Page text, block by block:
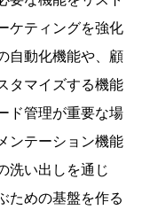
ケティングを強化
自動化機能や、顧
タマイズする機能
ド管理が重要な場
ンテーション機能
洗い出しを通じ
ための基盤を作る